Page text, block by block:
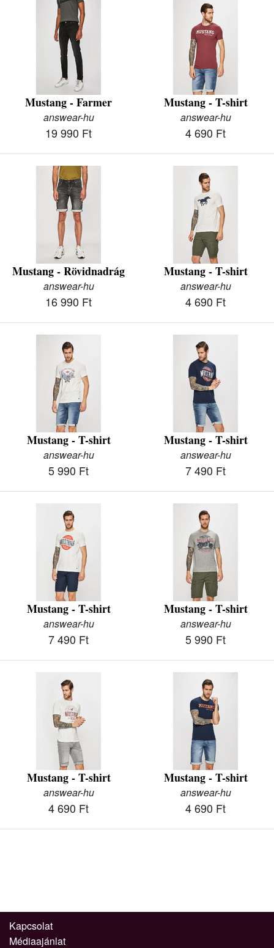
Mustang - Farmer
answear-hu
19 990 Ft
Mustang - T-shirt
answear-hu
4 690 Ft
Mustang - Rövidnadrág
answear-hu
16 990 Ft
Mustang - T-shirt
answear-hu
4 690 Ft
Mustang - T-shirt
answear-hu
5 990 Ft
Mustang - T-shirt
answear-hu
7 490 Ft
Mustang - T-shirt
answear-hu
7 490 Ft
Mustang - T-shirt
answear-hu
5 990 Ft
Mustang - T-shirt
answear-hu
4 690 Ft
Mustang - T-shirt
answear-hu
4 690 Ft
Kapcsolat
Médiaajánlat